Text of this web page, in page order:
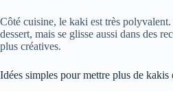
Côté cuisine, le kaki est très
dessert, mais se glisse aussi dans des
plus créatives.
Idées simples pour mettre plus de kakis